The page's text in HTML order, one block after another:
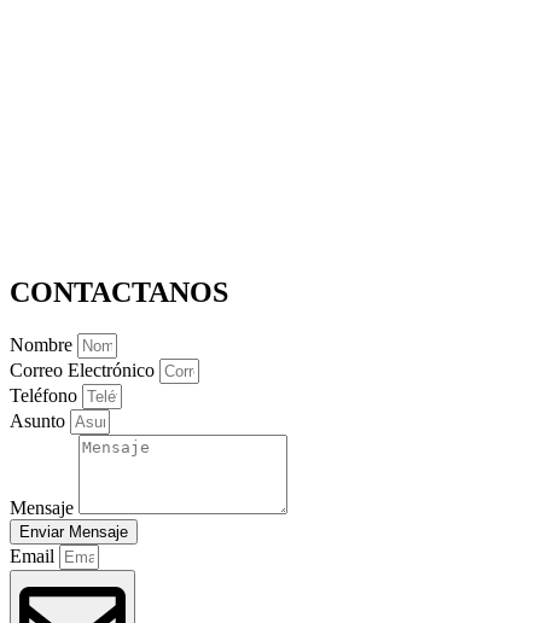
CONTACTANOS
Nombre
Correo Electrónico
Teléfono
Asunto
Mensaje
Enviar Mensaje
Email